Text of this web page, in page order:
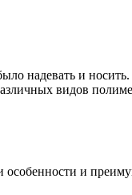
надевать и
видов
и